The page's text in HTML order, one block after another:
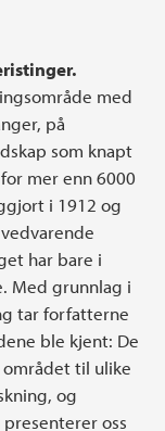
med
på
som knapt
mer enn 6000
i 1912 og
har bare i
Med grunnlag i
tar forfatterne
ble kjent: De
området til ulike
og
oss